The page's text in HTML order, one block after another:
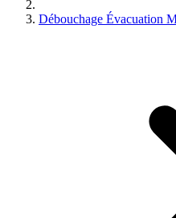
Débouchage Évacuation